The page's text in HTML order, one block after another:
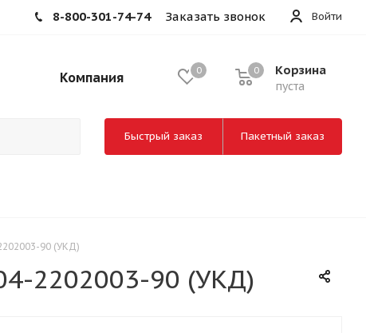
Войти
8-800-301-74-74 Заказать звонок
0 Корзина
пуста
0
Компания
Быстрый заказ Пакетный заказ
90 (УКД)
2202003-90 (УКД)